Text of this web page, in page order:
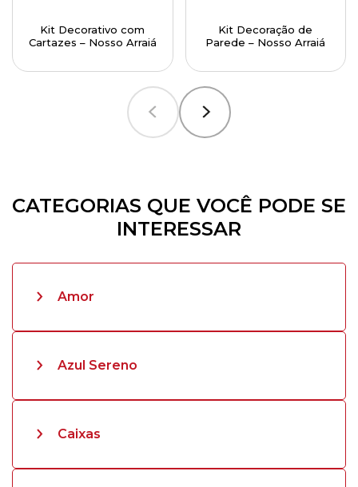
Kit Decorativo com
Cartazes – Nosso Arraiá
Kit Decoração de
Parede – Nosso Arraiá
CATEGORIAS QUE VOCÊ PODE SE
INTERESSAR
Amor
Azul Sereno
Caixas